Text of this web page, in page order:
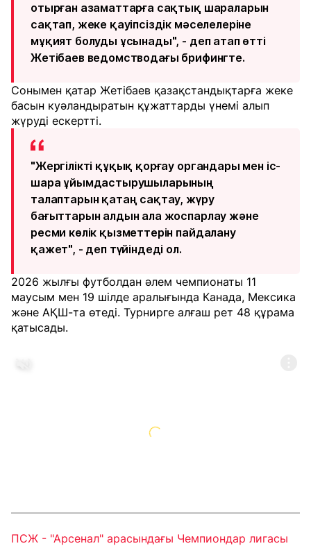
отырған азаматтарға сақтық шараларын
сақтап, жеке қауіпсіздік мәселелеріне
мұқият болуды ұсынады", - деп атап өтті
Жетібаев ведомстводағы брифингте.
Сонымен қатар Жетібаев қазақстандықтарға жеке
басын куәландыратын құжаттарды үнемі алып
жүруді ескертті.
"Жергілікті құқық қорғау органдары мен іс-
шара ұйымдастырушыларының
талаптарын қатаң сақтау, жүру
бағыттарын алдын ала жоспарлау және
ресми көлік қызметтерін пайдалану
қажет", - деп түйіндеді ол.
2026 жылғы футболдан әлем чемпионаты 11
маусым мен 19 шілде аралығында Канада, Мексика
және АҚШ-та өтеді. Турнирге алғаш рет 48 құрама
қатысады.
ПСЖ - "Арсенал" арасындағы Чемпиондар лигасы